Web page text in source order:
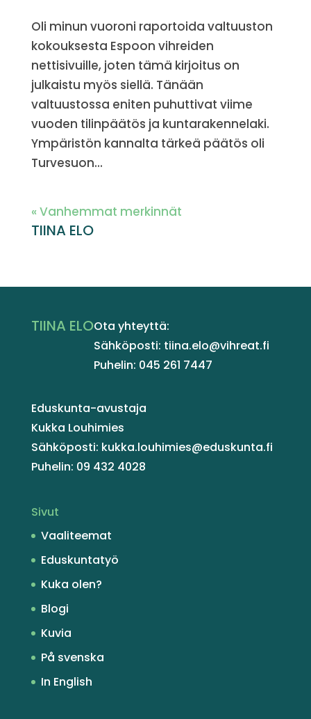
Oli minun vuoroni raportoida valtuuston
kokouksesta Espoon vihreiden
nettisivuille, joten tämä kirjoitus on
julkaistu myös siellä. Tänään
valtuustossa eniten puhuttivat viime
vuoden tilinpäätös ja kuntarakennelaki.
Ympäristön kannalta tärkeä päätös oli
Turvesuon...
« Vanhemmat merkinnät
TIINA ELO
TIINA ELOOta yhteyttä:
Sähköposti: tiina.elo@vihreat.fi
Puhelin: 045 261 7447
Eduskunta-avustaja
Kukka Louhimies
Sähköposti: kukka.louhimies@eduskunta.fi
Puhelin: 09 432 4028
Sivut
Vaaliteemat
Eduskuntatyö
Kuka olen?
Blogi
Kuvia
På svenska
In English